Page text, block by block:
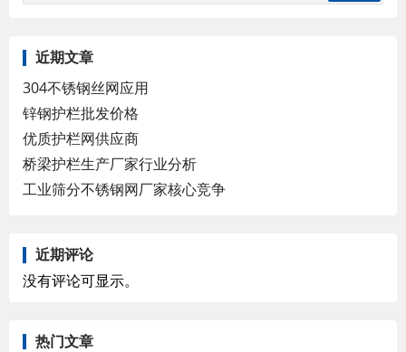
近期文章
304不锈钢丝网应用
锌钢护栏批发价格
优质护栏网供应商
桥梁护栏生产厂家行业分析
工业筛分不锈钢网厂家核心竞争
近期评论
没有评论可显示。
热门文章